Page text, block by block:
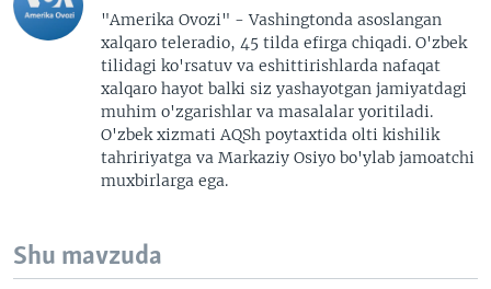
"Amerika Ovozi" - Vashingtonda asoslangan
xalqaro teleradio, 45 tilda efirga chiqadi. O'zbek
tilidagi ko'rsatuv va eshittirishlarda nafaqat
xalqaro hayot balki siz yashayotgan jamiyatdagi
muhim o'zgarishlar va masalalar yoritiladi.
O'zbek xizmati AQSh poytaxtida olti kishilik
tahririyatga va Markaziy Osiyo bo'ylab jamoatchi
muxbirlarga ega.
Shu mavzuda